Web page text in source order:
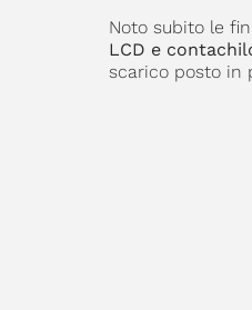
Noto subito le
LCD e
scarico posto in